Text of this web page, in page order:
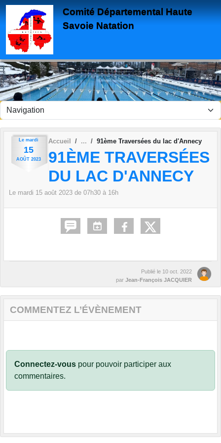
Comité Départemental Haute
Savoie Natation
Le mardi
15
AOÛT 2023
Accueil 91ème Traversées du lac d'Annecy
91ÈME TRAVERSÉES
DU LAC D'ANNECY
Le mardi 15 août 2023 de 07h30 à 16h
Publié le 10 oct. 2022
par Jean-François JACQUIER
COMMENTEZ L’ÉVÈNEMENT
Connectez-vous pour pouvoir participer aux
commentaires.
Panneau de gestion des cookies